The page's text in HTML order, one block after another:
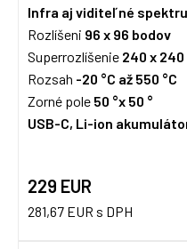
Infra aj viditeľné
Rozlíšeni 96 x 96 bodov
Superrozlíšenie 240 x
Rozsah -20 °C až 550 °C
Zorné pole 50 °x 50 °
USB-C, Li-ion
229 EUR
281,67 EUR s DPH